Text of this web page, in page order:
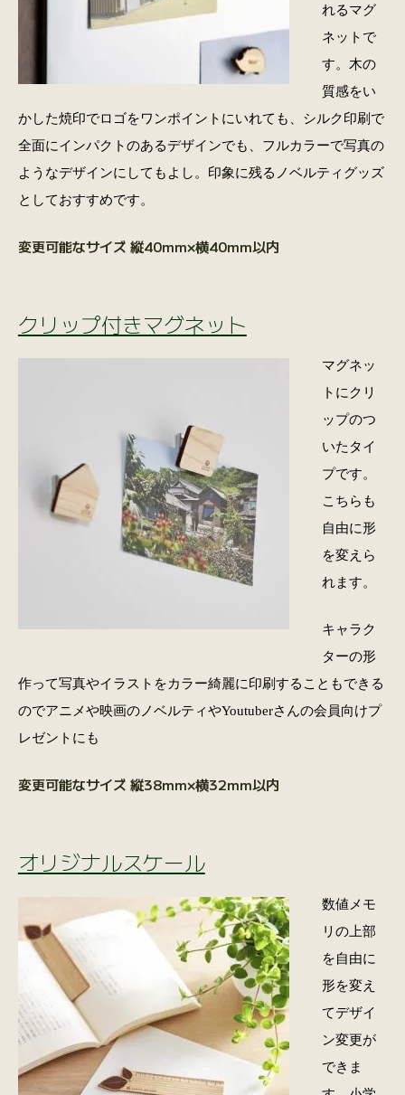
れるマグ
ネットで
す。木の
質感をい
かした焼印でロゴをワンポイントにいれても、シルク印刷で
全面にインパクトのあるデザインでも、フルカラーで写真の
ようなデザインにしてもよし。印象に残るノベルティグッズ
としておすすめです。
変更可能なサイズ 縦40mm×横40mm以内
クリップ付きマグネット
マグネッ
トにクリ
ップのつ
いたタイ
プです。
こちらも
自由に形
を変えら
れます。
キャラク
ターの形
作って写真やイラストをカラー綺麗に印刷することもできる
のでアニメや映画のノベルティやYoutuberさんの会員向けプ
レゼントにも
変更可能なサイズ 縦38mm×横32mm以内
オリジナルスケール
数値メモ
リの上部
を自由に
形を変え
てデザイ
ン変更が
できま